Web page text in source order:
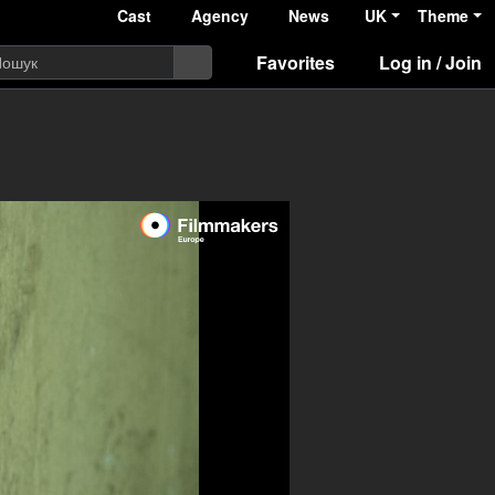
Cast Agency News UK Theme
Favorites Log in / Join